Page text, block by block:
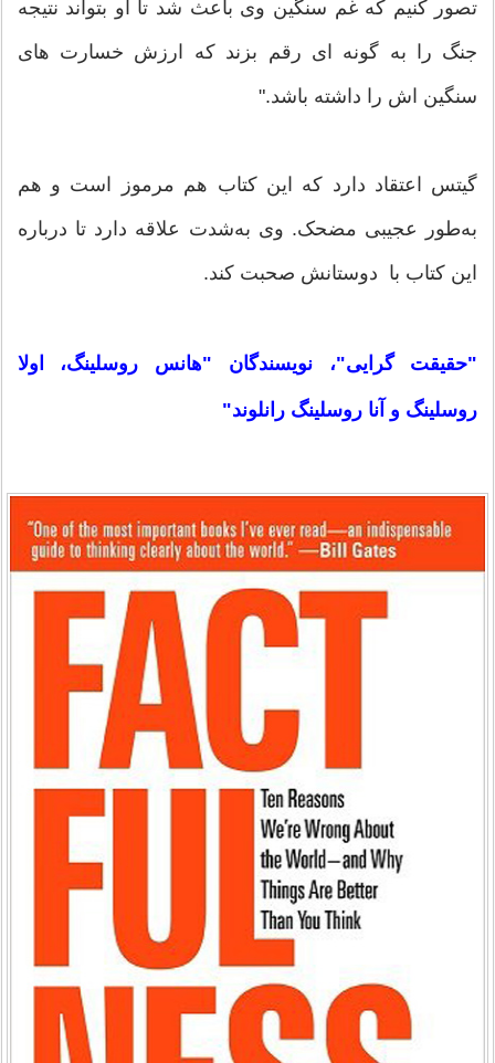
تصور کنیم که غم سنگین وی باعث شد تا او بتواند نتیجه
جنگ را به گونه ای رقم بزند که ارزش خسارت های
سنگین اش را داشته باشد."
گیتس اعتقاد دارد که این کتاب هم مرموز است و هم
به‌طور عجیبی مضحک. وی به‌شدت علاقه دارد تا درباره
این کتاب با دوستانش صحبت کند.
"حقیقت گرایی"، نویسندگان "هانس روسلینگ، اولا
روسلینگ و آنا روسلینگ رانلوند"